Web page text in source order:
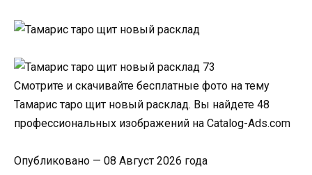
Смотрите и скачивайте бесплатные фото на тему
Тамарис таро щит новый расклад. Вы найдете 48
профессиональных изображений на Catalog-Ads.com
Опубликовано — 08 Август 2026 года